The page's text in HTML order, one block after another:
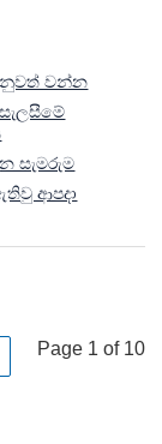
වන්න
සැමරුම
ආපදා
Page 1 of 10